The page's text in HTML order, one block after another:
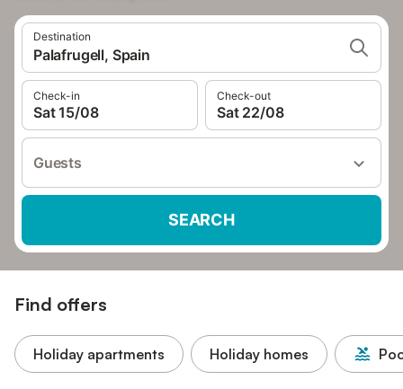
Destination
Palafrugell, Spain
Check-in
Sat 15/08
Check-out
Sat 22/08
Guests
SEARCH
Find offers
Holiday apartments Holiday homes